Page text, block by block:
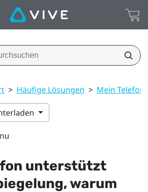
> Häufige Lösungen > Mein
unterstützt
warum